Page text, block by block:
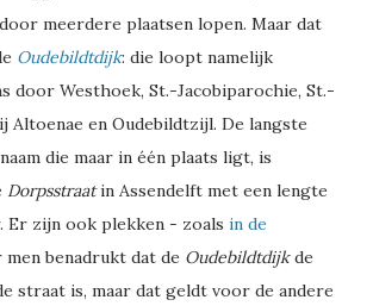
meerdere plaatsen lopen. Maar dat
Oudebildtdijk: die loopt namelijk
door Westhoek, St.-Jacobiparochie, St.-
Altoenae en Oudebildtzijl. De langste
die maar in één plaats ligt, is
Dorpsstraatin Assendelft met een lengte
Er zijn ook plekken - zoals in de
men benadrukt dat de Oudebildtdijkde
straat is, maar dat geldt voor de andere